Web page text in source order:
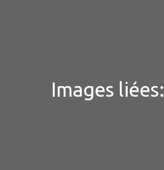
Images liées: